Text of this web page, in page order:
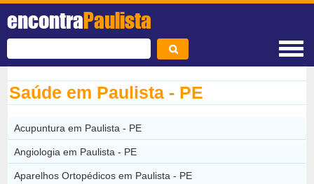
encontraPaulista
Saúde em Paulista - PE
Acupuntura em Paulista - PE
Angiologia em Paulista - PE
Aparelhos Ortopédicos em Paulista - PE